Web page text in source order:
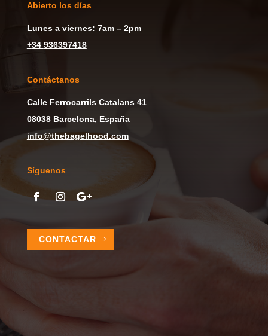
Abierto los días
Lunes a viernes: 7am – 2pm
+34 936397418
Contáctanos
CalleFerrocarrils Catalans 41
08038 Barcelona, España
info@thebagelhood.com
Síguenos
CONTACTAR